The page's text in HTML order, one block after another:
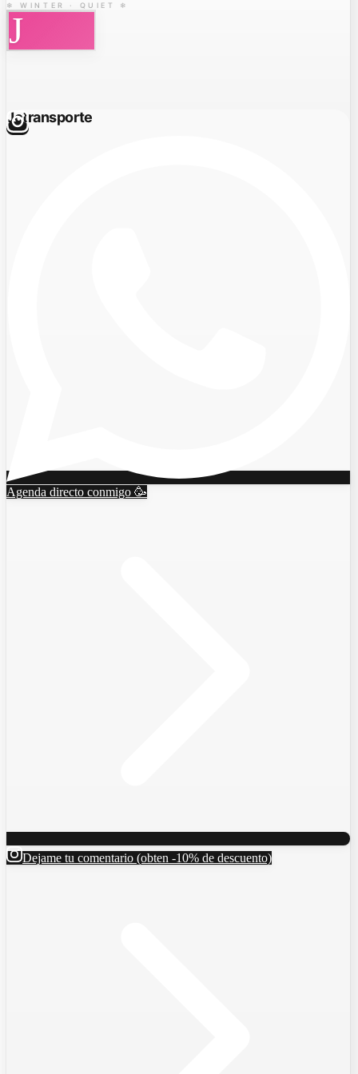
❄ WINTER · QUIET ❄
J
Jctransporte
Agenda directo conmigo 🥳
Dejame tu comentario (obten -10% de descuento)